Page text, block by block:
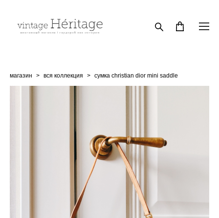
магазин > вся коллекция > сумка christian dior mini saddle